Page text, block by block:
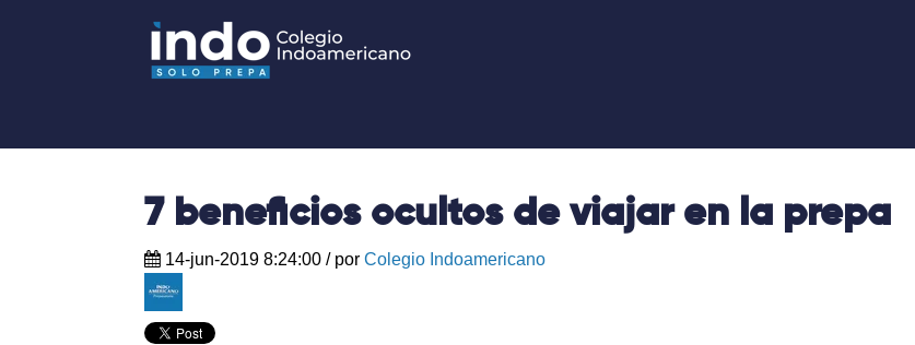
7 beneficios ocultos de viajar en la prepa
14-jun-2019 8:24:00 / por Colegio Indoamericano